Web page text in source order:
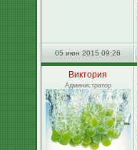
05 июн 2015 09:26
Виктория
Администратор